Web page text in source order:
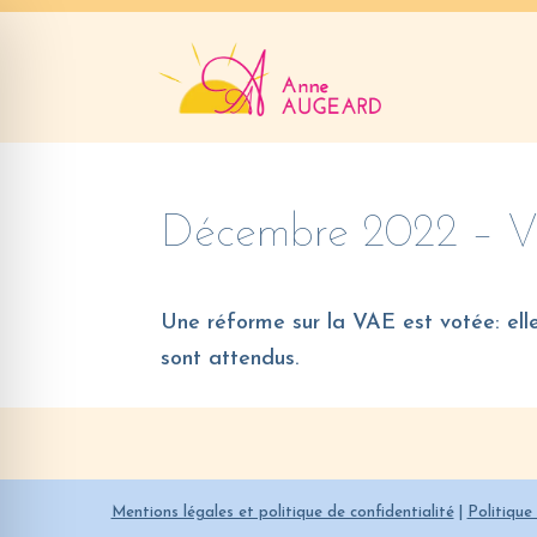
Décembre 2022 –
Une réforme sur la VAE est votée:
sont attendus.
Mentions légales et politique de confidentialité| Politique